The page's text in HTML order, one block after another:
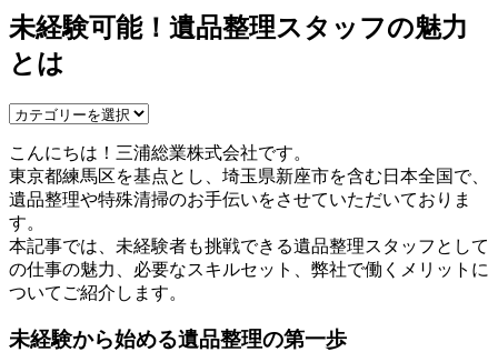
未経験可能！遺品整理スタッフの魅力
とは
こんにちは！三浦総業株式会社です。
東京都練馬区を基点とし、埼玉県新座市を含む日本全国で、
遺品整理や特殊清掃のお手伝いをさせていただいておりま
す。
本記事では、未経験者も挑戦できる遺品整理スタッフとして
の仕事の魅力、必要なスキルセット、弊社で働くメリットに
ついてご紹介します。
未経験から始める遺品整理の第一歩